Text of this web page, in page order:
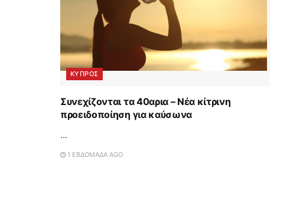
ΚΥΠΡΟΣ
Συνεχίζονται τα 40αρια – Νέα κίτρινη
προειδοποίηση για καύσωνα
...
1 ΕΒΔΟΜΆΔΑ AGO